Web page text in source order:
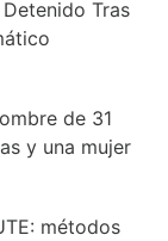
Tras
de 31
y una mujer
métodos